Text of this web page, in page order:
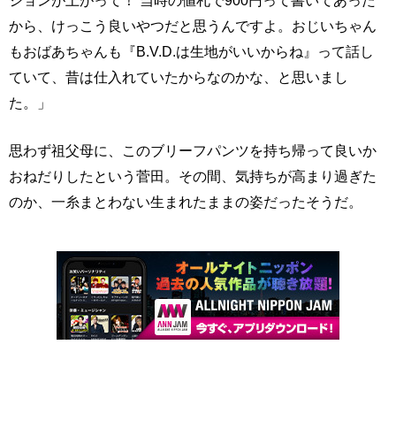
から、けっこう良いやつだと思うんですよ。おじいちゃん
もおばあちゃんも『B.V.D.は生地がいいからね』って話し
ていて、昔は仕入れていたからなのかな、と思いまし
た。」
思わず祖父母に、このブリーフパンツを持ち帰って良いか
おねだりしたという菅田。その間、気持ちが高まり過ぎた
のか、一糸まとわない生まれたままの姿だったそうだ。